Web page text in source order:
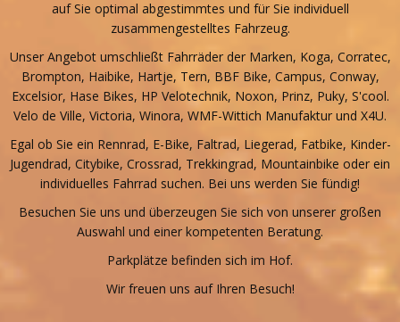
auf Sie optimal abgestimmtes und für Sie individuell
zusammengestelltes Fahrzeug.
Unser Angebot umschließt Fahrräder der Marken, Koga, Corratec,
Brompton, Haibike, Hartje, Tern, BBF Bike, Campus, Conway,
Excelsior, Hase Bikes, HP Velotechnik, Noxon, Prinz, Puky, S'cool.
Velo de Ville, Victoria, Winora, WMF-Wittich Manufaktur und X4U.
Egal ob Sie ein Rennrad, E-Bike, Faltrad, Liegerad, Fatbike, Kinder-
Jugendrad, Citybike, Crossrad, Trekkingrad, Mountainbike oder ein
individuelles Fahrrad suchen. Bei uns werden Sie fündig!
Besuchen Sie uns und überzeugen Sie sich von unserer großen
Auswahl und einer kompetenten Beratung.
Parkplätze befinden sich im Hof.
Wir freuen uns auf Ihren Besuch!